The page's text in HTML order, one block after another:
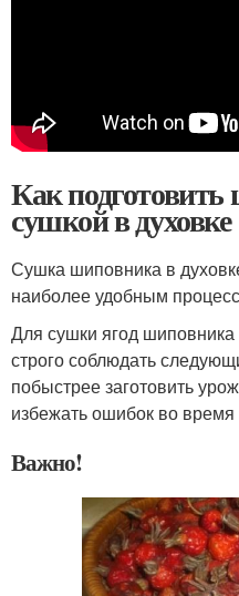
Как
сушкой в духовке
Сушка шиповника в
наиболее удобным
Для сушки ягод
строго соблюдать
побыстрее заготовить
избежать ошибок во время
Важно!